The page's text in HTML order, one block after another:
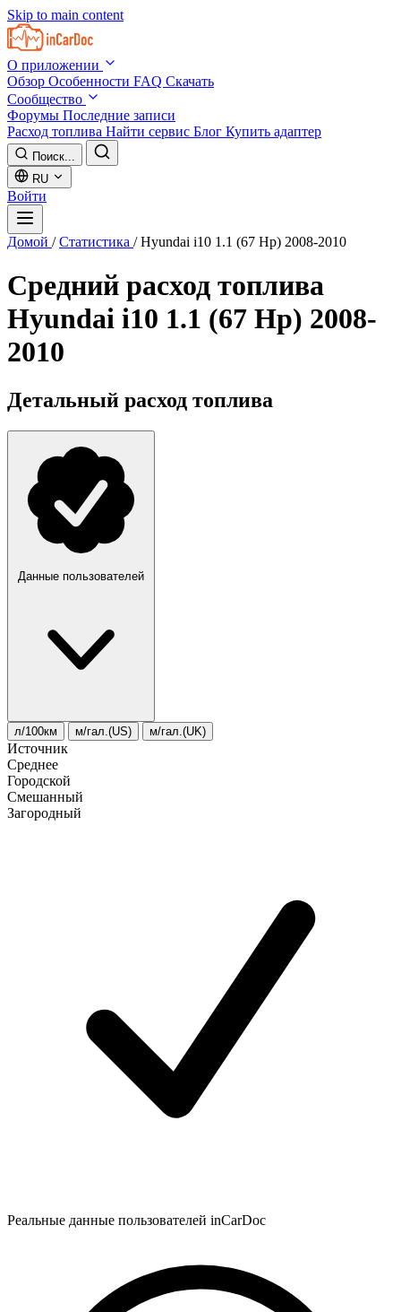
Skip to main content
О приложении
Обзор Особенности FAQ Скачать
Сообщество
Форумы Последние записи
Расход топлива Найти сервис Блог Купить адаптер
Поиск...
RU
Войти
Домой / Статистика / Hyundai i10 1.1 (67 Hp) 2008-2010
Средний расход топлива
Hyundai i10 1.1 (67 Hp) 2008-
2010
Детальный расход топлива
Данные пользователей
л/100км м/гал.(US) м/гал.(UK)
Источник
Среднее
Городской
Смешанный
Загородный
Реальные данные пользователей inCarDoc